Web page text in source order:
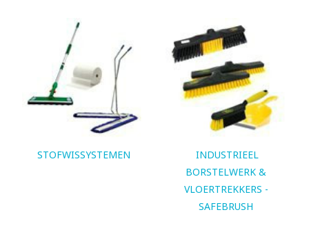
STOFWISSYSTEMEN
INDUSTRIEEL
BORSTELWERK &
VLOERTREKKERS -
SAFEBRUSH